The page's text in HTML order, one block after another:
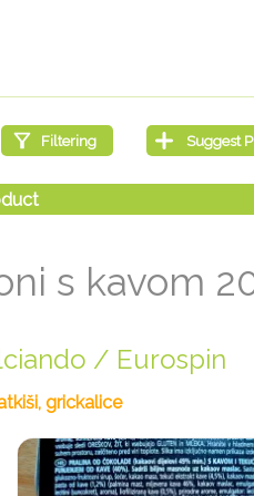
s kavom
/ Eurospin
grickalice